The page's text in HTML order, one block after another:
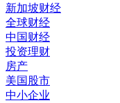
新加坡财经
全球财经
中国财经
投资理财
房产
美国股市
中小企业